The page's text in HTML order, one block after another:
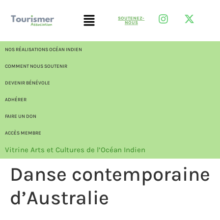
SOUTENEZ-
NOUS
NOS RÉALISATIONS OCÉAN INDIEN
COMMENT NOUS SOUTENIR
DEVENIR BÉNÉVOLE
ADHÉRER
FAIRE UN DON
ACCÈS MEMBRE
Vitrine Arts et Cultures de l’Océan Indien
Danse contemporaine
d’Australie